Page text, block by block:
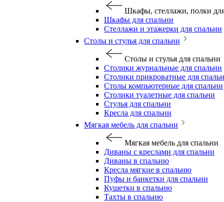
Шкафы, стеллажи, полки
Шкафы для спальни
Стеллажи и этажерки для спальни
Столы и стулья для спальни
Столы и стулья для спальни
Столики журнальные для спальни
Столики прикроватные для
Столы компьютерные для спальни
Столики туалетные для спальни
Стулья для спальни
Кресла для спальни
Мягкая мебель для спальни
Мягкая мебель для спальни
Диваны с креслами для спальни
Диваны в спальню
Кресла мягкие в спальню
Пуфы и банкетки для спальни
Кушетки в спальню
Тахты в спальню